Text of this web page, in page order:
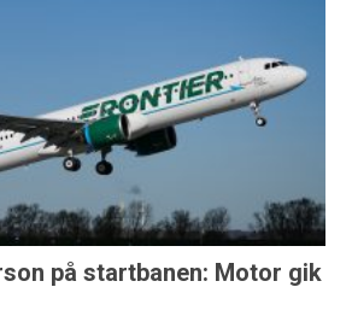
på startbanen: Motor gik